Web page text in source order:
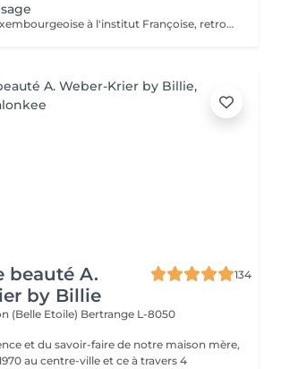
En exclusivité Luxembourgeoise à l'institut Françoise, retrouvez la solution naturelle, non invasive et efficace pour répondre à votre souhait de rajeunissement durable. Le visage, l'ovale et le cou sont redessinés et retrouvent leur tonicité, les rides et plis s'atténuent, le regard retrouve sa luminosité. Les résultats sont visibles dès la première séance. Chaque traitement doit être fait tous les deux mois. Cure de 3 Soins - Prix 1029 Cure de 5 Soins - Prix 1560
beauté A.
by Billie
134
(Belle Etoile) Bertrange L-8050
et du savoir-faire de notre maison mère,
au centre-ville et ce à travers 4